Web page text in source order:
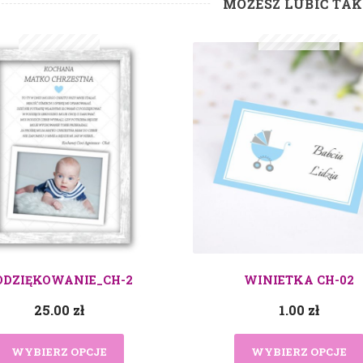
MOŻESZ LUBIĆ
2
25.00 zł
WYBIERZ OPCJE
WINIETKA CH-02
1.00 zł
WYBIERZ OPCJE